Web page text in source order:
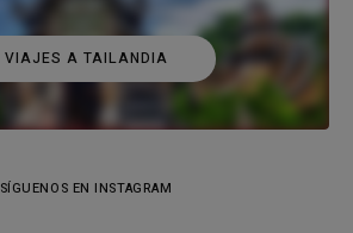
VIAJES A TAILANDIA
SÍGUENOS EN INSTAGRAM